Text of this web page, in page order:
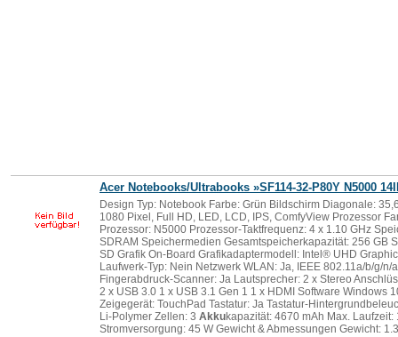
Acer Notebooks/Ultrabooks »SF114-32-P80Y N5000
Design Typ: Notebook Farbe: Grün Bildschirm Diagonale:
1080 Pixel, Full HD, LED, LCD, IPS, ComfyView Prozessor
Prozessor: N5000 Prozessor-Taktfrequenz: 4 x 1.10 GHz
SDRAM Speichermedien Gesamtspeicherkapazität: 256 GB
SD Grafik On-Board Grafikadaptermodell: Intel® UHD
Laufwerk-Typ: Nein Netzwerk WLAN: Ja, IEEE 802.11a/b/g/n/
Fingerabdruck-Scanner: Ja Lautsprecher: 2 x Stereo
2 x USB 3.0 1 x USB 3.1 Gen 1 1 x HDMI Software Windows
Zeigegerät: TouchPad Tastatur: Ja Tastatur-
Li-Polymer Zellen: 3 Akkukapazität: 4670 mAh Max.
Stromversorgung: 45 W Gewicht & Abmessungen Gewicht: